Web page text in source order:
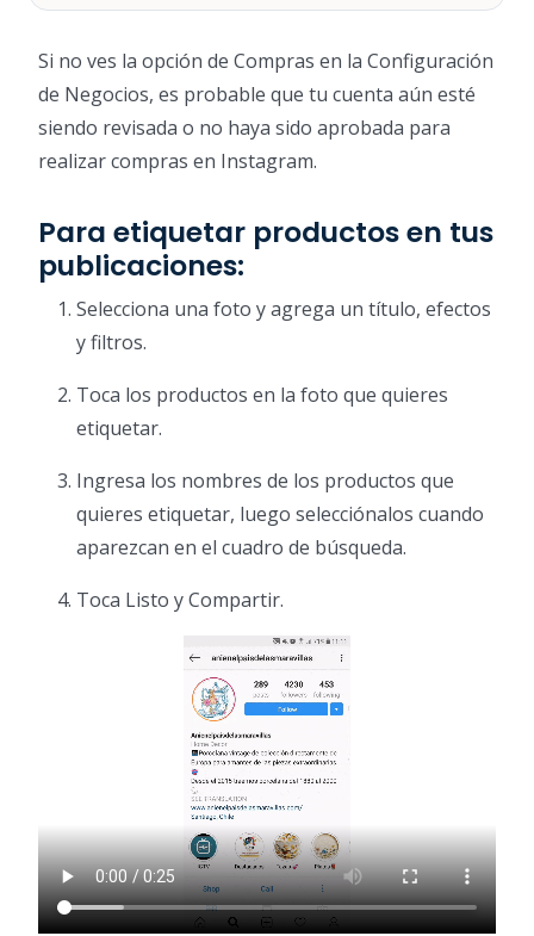
Si no ves la opción de Compras en la Configuración
de Negocios, es probable que tu cuenta aún esté
siendo revisada o no haya sido aprobada para
realizar compras en Instagram.
Para etiquetar productos en tus
publicaciones:
Selecciona una foto y agrega un título, efectos
y filtros.
Toca los productos en la foto que quieres
etiquetar.
Ingresa los nombres de los productos que
quieres etiquetar, luego selecciónalos cuando
aparezcan en el cuadro de búsqueda.
Toca Listo y Compartir.